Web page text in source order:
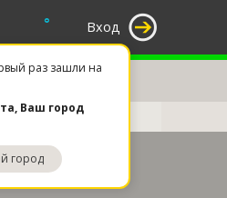
Вход
°
раз зашли на
Ваш город
город